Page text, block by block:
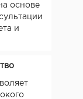
основе
и